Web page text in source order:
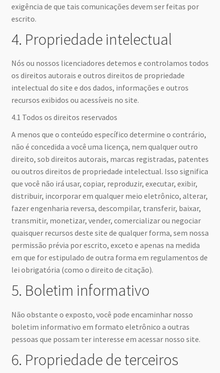
exigência de que tais comunicações devem ser feitas por
escrito.
4. Propriedade intelectual
Nós ou nossos licenciadores detemos e controlamos todos
os direitos autorais e outros direitos de propriedade
intelectual do site e dos dados, informações e outros
recursos exibidos ou acessíveis no site.
4.1 Todos os direitos reservados
A menos que o conteúdo específico determine o contrário,
não é concedida a você uma licença, nem qualquer outro
direito, sob direitos autorais, marcas registradas, patentes
ou outros direitos de propriedade intelectual. Isso significa
que você não irá usar, copiar, reproduzir, executar, exibir,
distribuir, incorporar em qualquer meio eletrônico, alterar,
fazer engenharia reversa, descompilar, transferir, baixar,
transmitir, monetizar, vender, comercializar ou negociar
quaisquer recursos deste site de qualquer forma, sem nossa
permissão prévia por escrito, exceto e apenas na medida
em que for estipulado de outra forma em regulamentos de
lei obrigatória (como o direito de citação).
5. Boletim informativo
Não obstante o exposto, você pode encaminhar nosso
boletim informativo em formato eletrônico a outras
pessoas que possam ter interesse em acessar nosso site.
6. Propriedade de terceiros